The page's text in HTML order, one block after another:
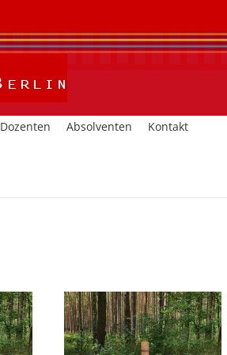
Dozenten Absolventen Kontakt